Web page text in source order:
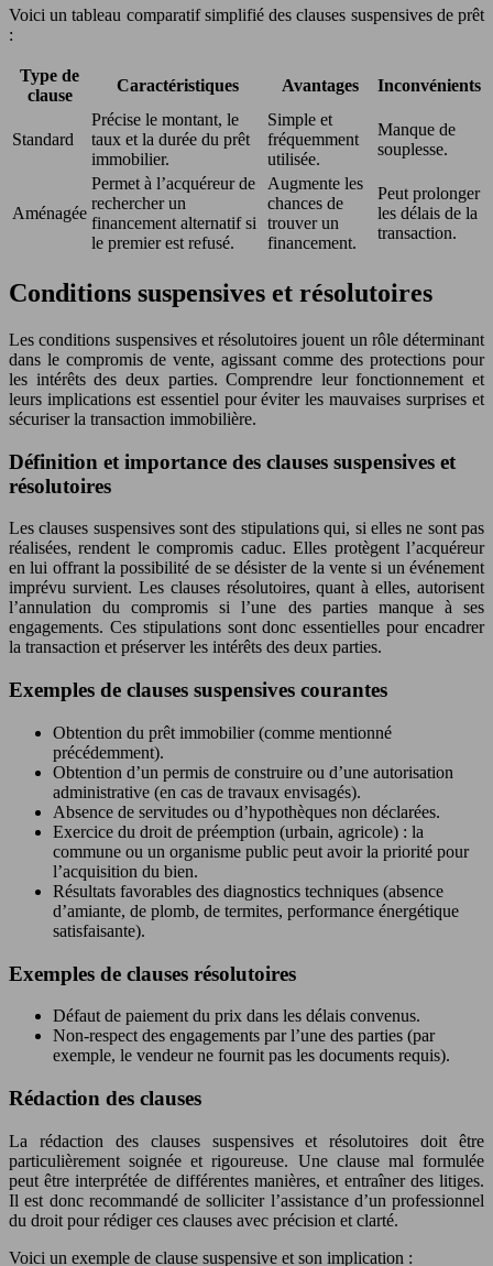
Voici un tableau comparatif simplifié des clauses suspensives de prêt
:
Type de
clause
Caractéristiques Avantages Inconvénients
Standard
Précise le montant, le
taux et la durée du prêt
immobilier.
Simple et
fréquemment
utilisée.
Manque de
souplesse.
Aménagée
Permet à l’acquéreur de
rechercher un
financement alternatif si
le premier est refusé.
Augmente les
chances de
trouver un
financement.
Peut prolonger
les délais de la
transaction.
Conditions suspensives et résolutoires
Les conditions suspensives et résolutoires jouent un rôle déterminant
dans le compromis de vente, agissant comme des protections pour
les intérêts des deux parties. Comprendre leur fonctionnement et
leurs implications est essentiel pour éviter les mauvaises surprises et
sécuriser la transaction immobilière.
Définition et importance des clauses suspensives et
résolutoires
Les clauses suspensives sont des stipulations qui, si elles ne sont pas
réalisées, rendent le compromis caduc. Elles protègent l’acquéreur
en lui offrant la possibilité de se désister de la vente si un événement
imprévu survient. Les clauses résolutoires, quant à elles, autorisent
l’annulation du compromis si l’une des parties manque à ses
engagements. Ces stipulations sont donc essentielles pour encadrer
la transaction et préserver les intérêts des deux parties.
Exemples de clauses suspensives courantes
Obtention du prêt immobilier (comme mentionné
précédemment).
Obtention d’un permis de construire ou d’une autorisation
administrative (en cas de travaux envisagés).
Absence de servitudes ou d’hypothèques non déclarées.
Exercice du droit de préemption (urbain, agricole) : la
commune ou un organisme public peut avoir la priorité pour
l’acquisition du bien.
Résultats favorables des diagnostics techniques (absence
d’amiante, de plomb, de termites, performance énergétique
satisfaisante).
Exemples de clauses résolutoires
Défaut de paiement du prix dans les délais convenus.
Non-respect des engagements par l’une des parties (par
exemple, le vendeur ne fournit pas les documents requis).
Rédaction des clauses
La rédaction des clauses suspensives et résolutoires doit être
particulièrement soignée et rigoureuse. Une clause mal formulée
peut être interprétée de différentes manières, et entraîner des litiges.
Il est donc recommandé de solliciter l’assistance d’un professionnel
du droit pour rédiger ces clauses avec précision et clarté.
Voici un exemple de clause suspensive et son implication :